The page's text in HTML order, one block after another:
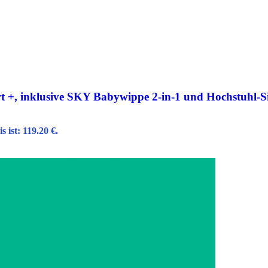
inklusive SKY Babywippe 2-in-1 und Hochstuhl-
ist: 119.20 €.